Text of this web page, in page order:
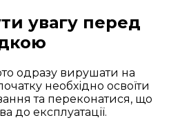
увагу перед
одразу вирушати на
необхідно освоїти
та переконатися, що
до експлуатації.